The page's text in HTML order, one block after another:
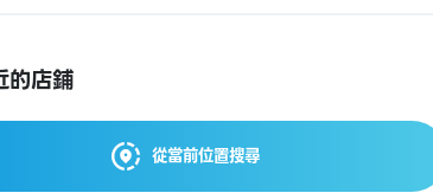
的店鋪
從當前位置搜尋